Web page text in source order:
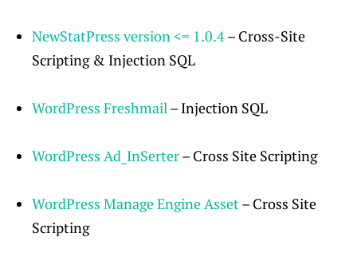
NewStatPress version <= 1.0.4– Cross-Site
Scripting & Injection SQL
WordPress Freshmail– Injection SQL
WordPress Ad_InSerter– Cross Site Scripting
WordPress Manage Engine Asset– Cross Site
Scripting